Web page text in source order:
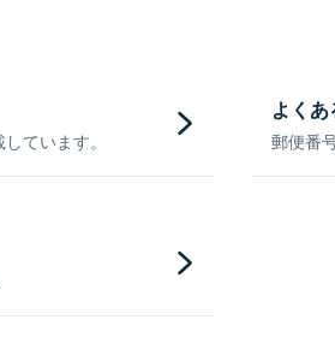
ています。
よく
郵便番